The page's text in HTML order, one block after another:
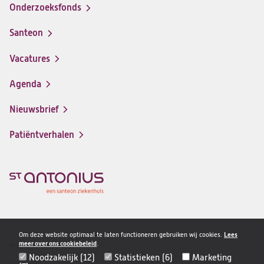
Om deze website optimaal te laten functioneren gebruiken wij cookies. Lees
meer over ons cookiebeleid.
Noodzakelijk (12) Statistieken (6)
Marketing
Onderzoeksfonds
Santeon
(opent
in
nieuwe
Vacatures
(opent
in
nieuwe
Agenda
Nieuwsbrief
Patiëntverhalen
Disclaimer
Privacy & veiligheid